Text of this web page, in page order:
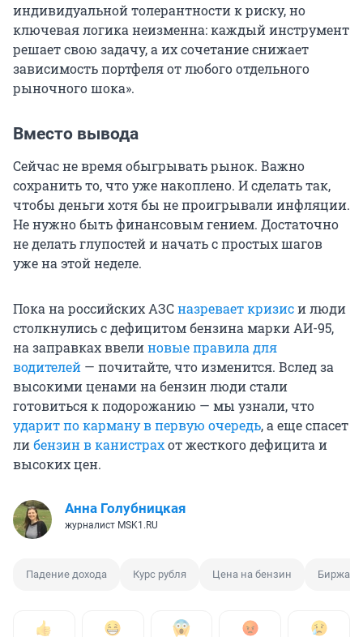
индивидуальной толерантности к риску, но
ключевая логика неизменна: каждый инструмент
решает свою задачу, а их сочетание снижает
зависимость портфеля от любого отдельного
рыночного шока».
Вместо вывода
Сейчас не время обыгрывать рынок. Важно
сохранить то, что уже накоплено. И сделать так,
чтобы деньги хотя бы не проигрывали инфляции.
Не нужно быть финансовым гением. Достаточно
не делать глупостей и начать с простых шагов
уже на этой неделе.
Пока на российских АЗСназревает кризиси люди
столкнулись с дефицитом бензина марки АИ-95,
на заправках ввелиновые правила для
водителей — почитайте, что изменится. Вслед за
высокими ценами на бензин люди стали
готовиться к подорожанию — мы узнали, что
ударит по карману в первую очередь, а еще спасет
либензин в канистрахот жесткого дефицита и
высоких цен.
Анна Голубницкая
журналист MSK1.RU
Падение дохода Курс рубля Цена на бензин Биржа